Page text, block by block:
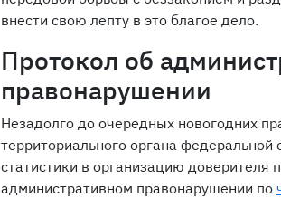
внести свою лепту в это благое дело.
Протокол об
правонарушении
Незадолго до очередных новогодних
территориального органа федеральной
статистики в организацию доверителя
административном правонарушении по